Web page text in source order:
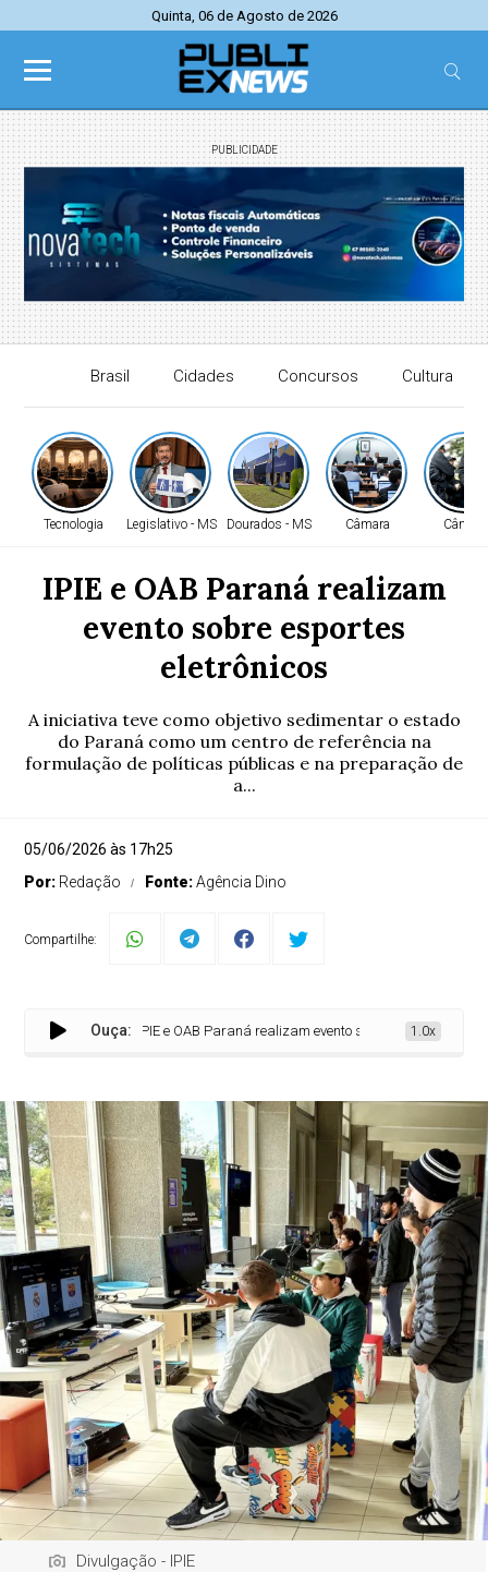
Quinta, 06 de Agosto de 2026
PUBLICIDADE
Brasil Cidades Concursos Cultura
Tecnologia Legislativo - MS Dourados - MS Câmara Câmara
IPIE e OAB Paraná realizam
evento sobre esportes
eletrônicos
A iniciativa teve como objetivo sedimentar o estado
do Paraná como um centro de referência na
formulação de políticas públicas e na preparação de
a...
05/06/2026 às 17h25
Por: Redação Fonte:Agência Dino
Compartilhe:
Ouça:IPIE e OAB Paraná realizam evento sobre esportes1.0x
Divulgação - IPIE